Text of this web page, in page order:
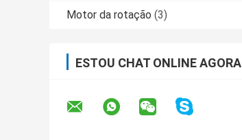
Motor da rotação (3)
ESTOU CHAT ONLINE AGORA